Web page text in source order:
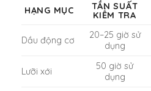
HẠNG MỤC
TẦN SUẤT
KIỂM TRA
Dầu động cơ
20–25 giờ sử
dụng
Lưỡi xới
50 giờ sử
dụng